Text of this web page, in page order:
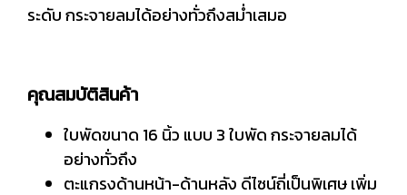
ระดับ กระจายลมได้อย่างทั่วถึงสม่ำเสมอ
คุณสมบัติสินค้า
ใบพัดขนาด 16 นิ้ว แบบ 3 ใบพัด กระจายลมได้
อย่างทั่วถึง
ตะแกรงด้านหน้า-ด้านหลัง ดีไซน์ถี่เป็นพิเศษ เพิ่ม